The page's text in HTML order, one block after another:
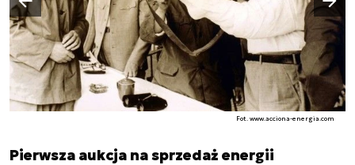
Fot. www.acciona-energia.com
Poprzedni slajd
Pierwsza aukcja na sprzedaż energii